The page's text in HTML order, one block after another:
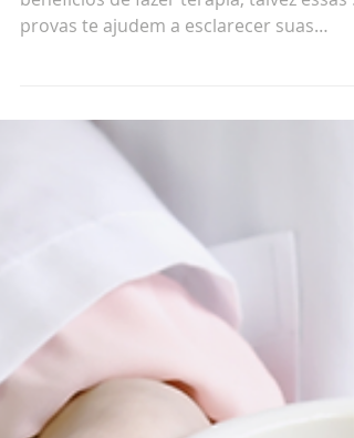
terapia - 10/10 Dia Mundial
benefícios de fazer terapia, talvez essas 5
provas te ajudem a esclarecer suas
dúvidas sobre...